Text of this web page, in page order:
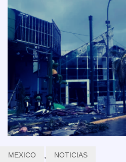
MEXICO , NOTICIAS